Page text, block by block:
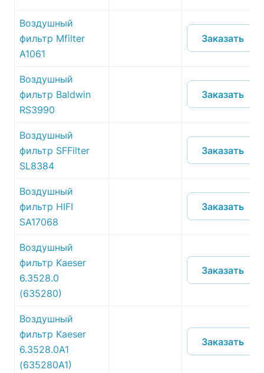
Воздушный
фильтр Mfilter
A1061
Заказать
Воздушный
фильтр Baldwin
RS3990
Заказать
Воздушный
фильтр SFFilter
SL8384
Заказать
Воздушный
фильтр HIFI
SA17068
Заказать
Воздушный
фильтр Kaeser
6.3528.0
(635280)
Заказать
Воздушный
фильтр Kaeser
6.3528.0A1
(635280A1)
Заказать